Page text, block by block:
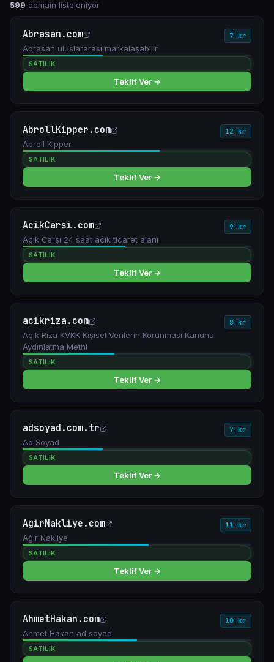
599 domain listeleniyor
Abrasan.com 7 kr
Abrasan uluslararası markalaşabilir
SATILIK
Teklif Ver →
AbrollKipper.com 12 kr
Abroll Kipper
SATILIK
Teklif Ver →
AcikCarsi.com 9 kr
Açık Çarşı 24 saat açık ticaret alanı
SATILIK
Teklif Ver →
acikriza.com 8 kr
Açık Rıza KVKK Kişisel Verilerin Korunması Kanunu
Aydınlatma Metni
SATILIK
Teklif Ver →
adsoyad.com.tr 7 kr
Ad Soyad
SATILIK
Teklif Ver →
AgirNakliye.com 11 kr
Ağır Nakliye
SATILIK
Teklif Ver →
AhmetHakan.com 10 kr
Ahmet Hakan ad soyad
SATILIK